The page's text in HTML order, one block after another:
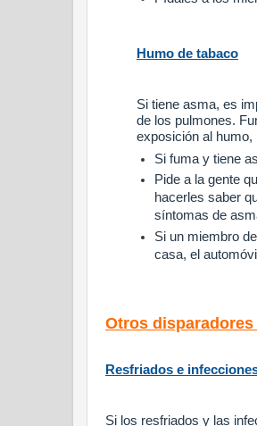
Humo de tabaco
Si tiene asma, es
de los pulmones.
exposición al humo,
Si fuma y tiene
Pide a la gente
hacerles saber
síntomas de
Si un miembro
casa, el
Otros disparadores
Resfriados e
Si los resfriados y las